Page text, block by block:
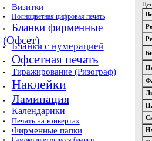
Визитки
Полноцветная цифровая печать
Бланки фирменные
(Офсет)
Бланки с нумерацией
Офсетная печать
Тиражирование (Ризограф)
Наклейки
Ламинация
Календарики
Печать на конвертах
Фирменные папки